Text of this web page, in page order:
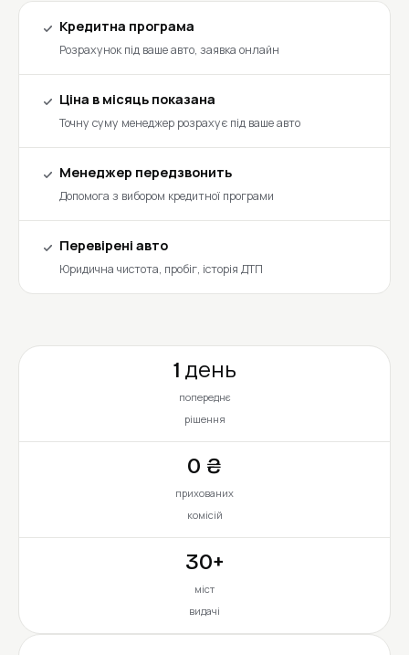
Кредитна програма
Розрахунок під ваше авто, заявка онлайн
Ціна в місяць показана
Точну суму менеджер розрахує під ваше авто
Менеджер передзвонить
Допомога з вибором кредитної програми
Перевірені авто
Юридична чистота, пробіг, історія ДТП
1 день
попереднє
рішення
0 ₴
прихованих
комісій
30+
міст
видачі